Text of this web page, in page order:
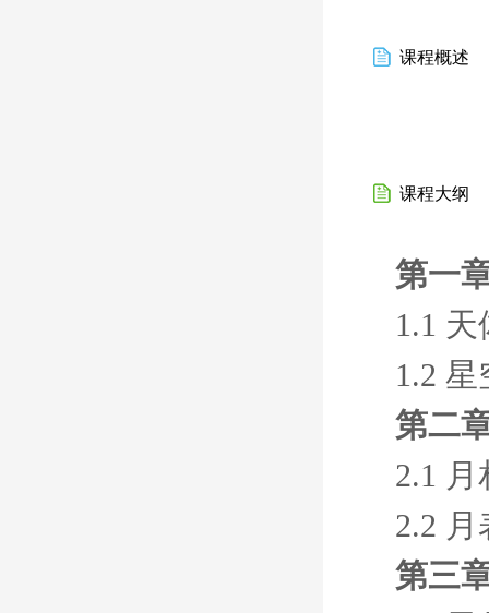
课程概述
课程大纲
第一
1.1
1.2
第二
2.1
2.2
第三